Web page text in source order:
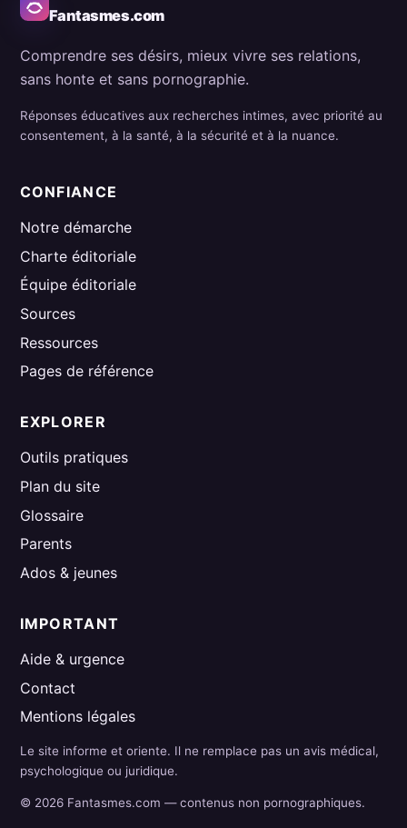
Fantasmes.com
Comprendre ses désirs, mieux vivre ses relations,
sans honte et sans pornographie.
Réponses éducatives aux recherches intimes, avec priorité au
consentement, à la santé, à la sécurité et à la nuance.
CONFIANCE
Notre démarche
Charte éditoriale
Équipe éditoriale
Sources
Ressources
Pages de référence
EXPLORER
Outils pratiques
Plan du site
Glossaire
Parents
Ados & jeunes
IMPORTANT
Aide & urgence
Contact
Mentions légales
Le site informe et oriente. Il ne remplace pas un avis médical,
psychologique ou juridique.
© 2026 Fantasmes.com — contenus non pornographiques.